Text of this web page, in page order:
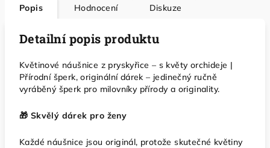
Popis Hodnocení Diskuze
Detailní popis produktu
Květinové náušnice z pryskyřice – s květy orchideje |
Přírodní šperk, originální dárek – jedinečný ručně
vyráběný šperk pro milovníky přírody a originality.
🎁 Skvělý dárek pro ženy
Každé náušnice jsou originál, protože skutečné květiny